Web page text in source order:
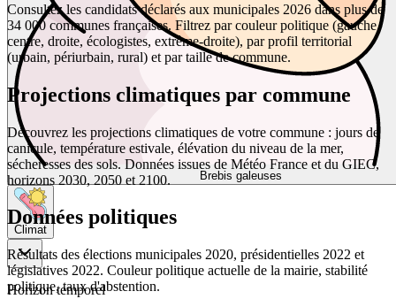
Brebis galeuses
Climat
Horizon temporel
Consultez les candidats déclarés aux municipales 2026 dans plus de
34 000 communes françaises. Filtrez par couleur politique (gauche,
centre, droite, écologistes, extrême-droite), par profil territorial
(urbain, périurbain, rural) et par taille de commune.
Projections climatiques par commune
Découvrez les projections climatiques de votre commune : jours de
canicule, température estivale, élévation du niveau de la mer,
sécheresses des sols. Données issues de Météo France et du GIEC,
horizons 2030, 2050 et 2100.
Données politiques
Résultats des élections municipales 2020, présidentielles 2022 et
législatives 2022. Couleur politique actuelle de la mairie, stabilité
politique, taux d'abstention.